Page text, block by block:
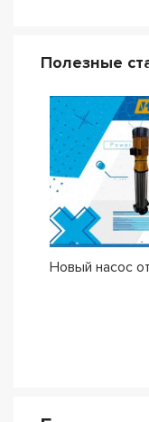
Полезные
Новый насос